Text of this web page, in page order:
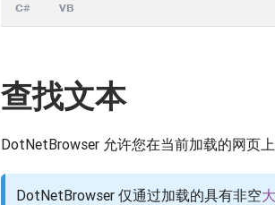
C# VB
查找文本
DotNetBrowser 允许您在当前加载的网页
DotNetBrowser 仅通过加载的具有非空